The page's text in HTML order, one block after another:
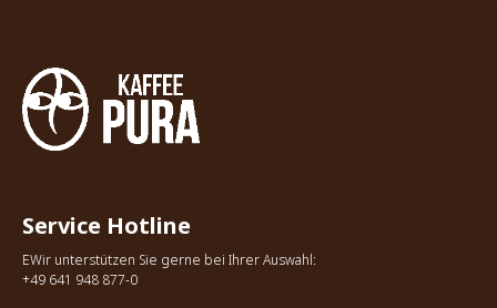
Service Hotline
EWir unterstützen Sie gerne bei Ihrer Auswahl:
+49 641 948 877-0